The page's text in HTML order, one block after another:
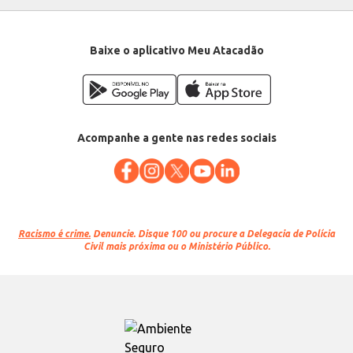
Baixe o aplicativo Meu Atacadão
Acompanhe a gente nas redes sociais
Racismo é crime. Denuncie. Disque 100 ou procure a Delegacia de Polícia
Civil mais próxima ou o Ministério Público.